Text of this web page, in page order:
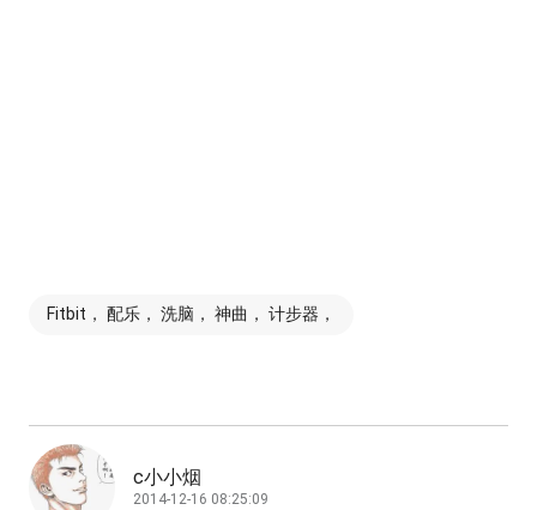
Fitbit， 配乐， 洗脑， 神曲， 计步器，
c小小烟
2014-12-16 08:25:09